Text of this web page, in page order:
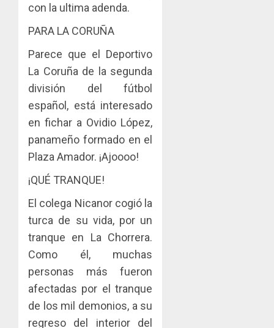
con la ultima adenda.
PARA LA CORUÑA
Parece que el Deportivo
La Coruña de la segunda
división del fútbol
español, está interesado
en fichar a Ovidio López,
panameño formado en el
Plaza Amador. ¡Ajoooo!
¡QUÉ TRANQUE!
El colega Nicanor cogió la
turca de su vida, por un
tranque en La Chorrera.
Como él, muchas
personas más fueron
afectadas por el tranque
de los mil demonios, a su
regreso del interior del